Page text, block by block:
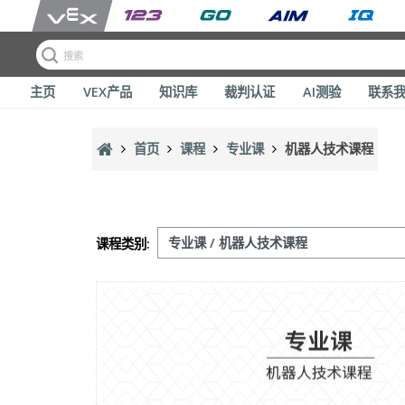
主页 VEX产品 知识库 裁判认证 AI测验 联系
首页 课程 专业课 机器人技术课程
课程类别: